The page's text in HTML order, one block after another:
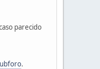
parecido
.